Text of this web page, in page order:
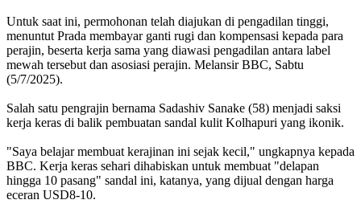
Untuk saat ini, permohonan telah diajukan di pengadilan tinggi,
menuntut Prada membayar ganti rugi dan kompensasi kepada para
perajin, beserta kerja sama yang diawasi pengadilan antara label
mewah tersebut dan asosiasi perajin. Melansir BBC, Sabtu
(5/7/2025).
Salah satu pengrajin bernama Sadashiv Sanake (58) menjadi saksi
kerja keras di balik pembuatan sandal kulit Kolhapuri yang ikonik.
"Saya belajar membuat kerajinan ini sejak kecil," ungkapnya kepada
BBC. Kerja keras sehari dihabiskan untuk membuat "delapan
hingga 10 pasang" sandal ini, katanya, yang dijual dengan harga
eceran USD8-10.